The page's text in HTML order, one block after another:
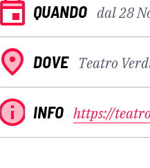
QUANDO dal 28
DOVE Teatro
INFO https://